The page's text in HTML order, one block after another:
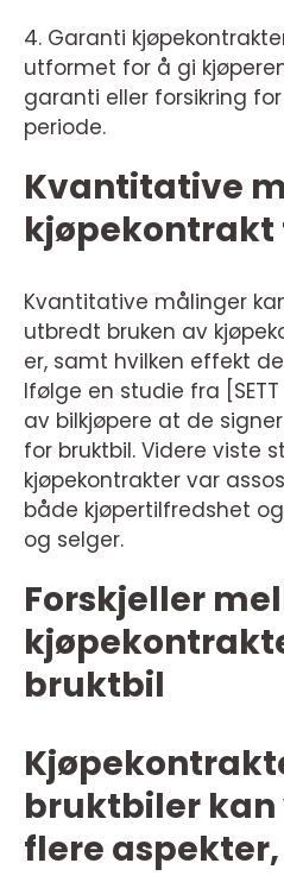
4. Garanti
utformet for å gi
garanti eller forsikring
periode.
Kvantitative
Kvantitative målinger
utbredt bruken av
er, samt hvilken effekt
Ifølge en studie fra [SETT
av bilkjøpere at de
for bruktbil. Videre viste
kjøpekontrakter var
både kjøpertilfredshet
og selger.
Forskjeller
bruktbil
bruktbiler kan
flere